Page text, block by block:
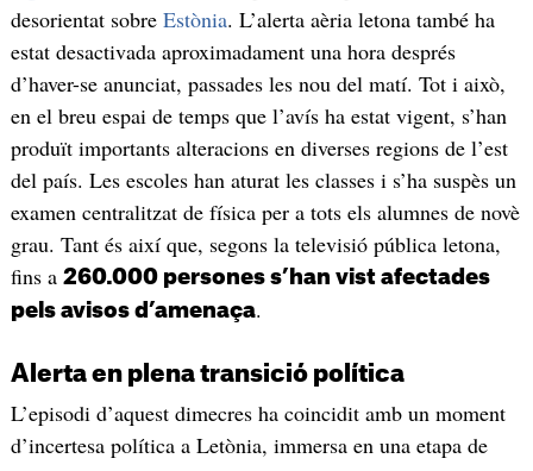
desorientat sobre Estònia. L’alerta aèria letona també ha
estat desactivada aproximadament una hora després
d’haver-se anunciat, passades les nou del matí. Tot i això,
en el breu espai de temps que l’avís ha estat vigent, s’han
produït importants alteracions en diverses regions de l’est
del país. Les escoles han aturat les classes i s’ha suspès un
examen centralitzat de física per a tots els alumnes de novè
grau. Tant és així que, segons la televisió pública letona,
fins a 260.000 persones s’han vist afectades
pels avisos d’amenaça.
Alerta en plena transició política
L’episodi d’aquest dimecres ha coincidit amb un moment
d’incertesa política a Letònia, immersa en una etapa de